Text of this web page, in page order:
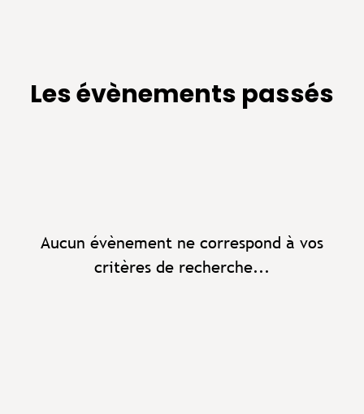
Les évènements passés
Aucun évènement ne correspond à vos
critères de recherche...